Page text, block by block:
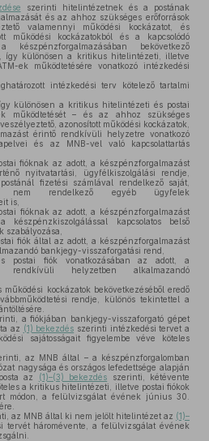
szerinti hitelintézetnek és a postának
és az ahhoz szükséges erőforrások
valamennyi működési kockázatot, és
működési kockázatokból és a kapcsolódó
készpénzforgalmazásában bekövetkező
így különösen a kritikus hitelintézeti, illetve
ek működtetésére vonatkozó intézkedési
intézkedési terv kötelező tartalmi
különösen a kritikus hitelintézeti és postai
működtetését – és az ahhoz szükséges
azonosított működési kockázatok,
érintő rendkívüli helyzetre vonatkozó
és az MNB-vel való kapcsolattartás
fióknak az adott, a készpénzforgalmazást
nyitvatartási, ügyfélkiszolgálási rendje,
fizetési számlával rendelkező saját,
nem rendelkező egyéb ügyfelek
is,
fióknak az adott, a készpénzforgalmazást
kapcsolatos belső
szabályozása,
fiók által az adott, a készpénzforgalmazást
bankjegy-visszaforgatási rend,
postai fiók vonatkozásában az adott, a
rendkívüli helyzetben alkalmazandó
kockázatok bekövetkezéséből eredő
rendje, különös tekintettel a
a fiókjában bankjegy-visszaforgató gépet
az (1) bekezdés szerinti intézkedési tervet a
sajátosságait figyelembe véve köteles
az MNB által – a készpénzforgalomban
nagysága és országos lefedettsége alapján
az (1)–(3) bekezdés szerinti, kétévente
a kritikus hitelintézeti, illetve postai fiókok
módon, a felülvizsgálat évének június 30.
az MNB által ki nem jelölt hitelintézet az (1)–
háromévente, a felülvizsgálat évének